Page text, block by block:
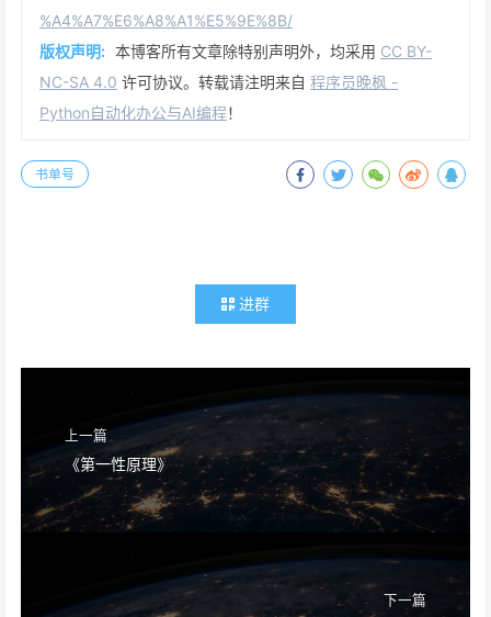
%A4%A7%E6%A8%A1%E5%9E%8B/
版权声明: 本博客所有文章除特别声明外，均采用 CC BY-
NC-SA 4.0 许可协议。转载请注明来自 程序员晚枫 -
Python自动化办公与AI编程！
书单号
进群
上一篇
《第一性原理》
下一篇